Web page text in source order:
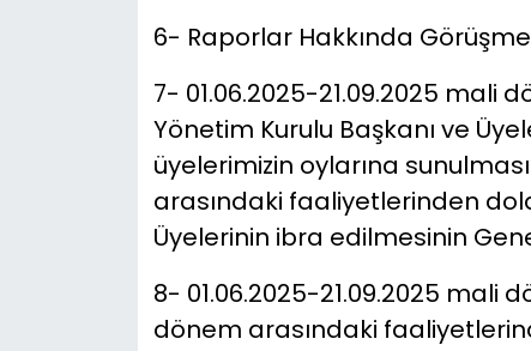
6- Raporlar Hakkında
7- 01.06.2025-21.09.2025 mali
Yönetim Kurulu Başkanı ve
üyelerimizin oylarına
arasındaki faaliyetlerinden
Üyelerinin ibra edilmesinin
8- 01.06.2025-21.09.2025 mali
dönem arasındaki